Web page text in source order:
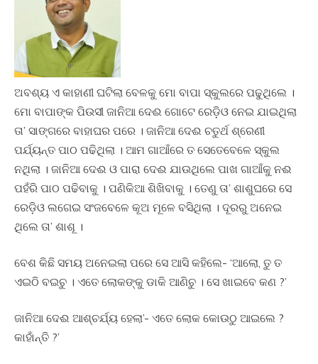
ଅବଶ୍ୟ ଏ କାହାଣୀ ଘଟିଲା ବେଳକୁ ମୋ ବାପା ସ୍କୁଲରେ ପଢୁଥିଲେ ।
ମୋ ବାପାଙ୍କ ପିଉସୀ ଜାନିଆ ଦେଈ ଗୋଟେ ରେଡ଼ିଓ ନେଇ ଯାଇଥିଲା
ତା’ ସାଙ୍ଗରେ ବାହାଘର ପରେ । ଜାନିଆ ଦେଈ ଚତୁର୍ଥ ଶ୍ରେଣୀ
ପର୍ଯ୍ୟନ୍ତ ପାଠ ପଢିଥିଲା । ଆମ ଗାଆଁରେ ତ ସେତେବେଳେ ସ୍କୁଲ
ନଥିଲା । ଜାନିଆ ଦେଈ ଓ ପାରା ଦେଈ ଯାଉଥିଲେ ପାଖ ଗାଆଁକୁ ନଈ
ପହଁରି ପାଠ ପଢିବାକୁ । ପଣିକିଆ ଶିଖିବାକୁ । ତେଣୁ ତା’ ଶାଶୁଘରେ ସେ
ରେଡ଼ିଓ ଲଗେଇ ସଂଜବେଳେ କୂଅ ମୂଳେ ବସିଥିଲା । ଦୂରରୁ ଅନେଇ
ଥିଲେ ତା’ ଶାଶୂ ।
ବେଶ କିଛି ସମୟ ଅନେଇଲା ପରେ ସେ ଆସି କହିଲେ- ‘ଆଲୋ, ତୁ ତ
ଏଇଠି ବଇଚୁ । ଏତେ ଲୋକଙ୍କୁ ଡାକି ଆଣିଚୁ । ସେ ଖାଇବେ କଣ ?’
ଜାନିଆ ଦେଈ ଆଶ୍ଚର୍ଯ୍ୟ ହେଲା’- ଏତେ ଲୋକ କୋଉଠୁ ଆଇଲେ ?
କାହାଁନ୍ତି ?’